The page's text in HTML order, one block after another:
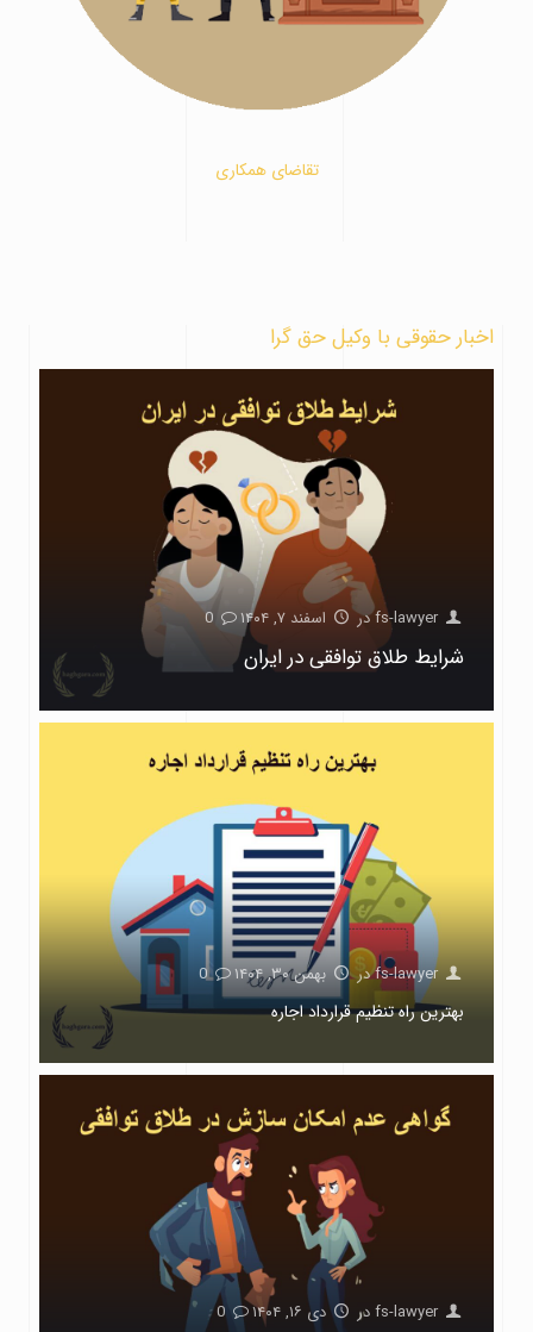
تقاضای همکاری
اخبار حقوقی با وکیل حق گرا
fs-lawyerدر اسفند ۷, ۱۴۰۴ 0
شرایط طلاق توافقی در ایران
fs-lawyerدر بهمن ۳۰, ۱۴۰۴ 0
بهترین راه تنظیم قرارداد اجاره
fs-lawyerدر دی ۱۶, ۱۴۰۴ 0